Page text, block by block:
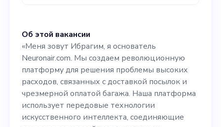
которым нужны доступные
и надежные услуги
доставки, и
путешественников с
неиспользованным
Об этой вакансии
«Меня зовут Ибрагим, я основатель
Neuronair.com. Мы создаем революционную
платформу для решения проблемы высоких
расходов, связанных с доставкой посылок и
чрезмерной оплатой багажа. Наша платформа
использует передовые технологии
искусственного интеллекта, соединяющие